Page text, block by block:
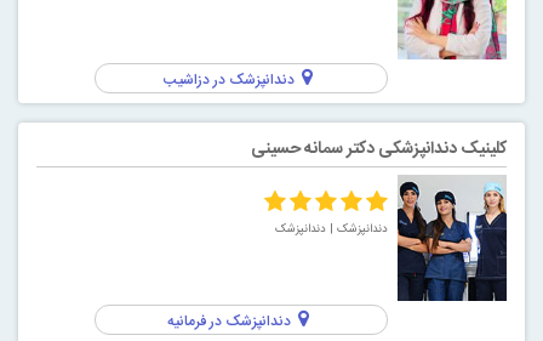
دندانپزشک در دزاشیب
کلینیک دندانپزشکی دکتر سمانه حسینی
دندانپزشک | دندانپزشک
دندانپزشک در فرمانیه